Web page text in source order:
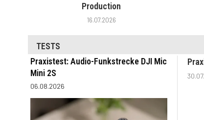
Production
16.07.2026
TESTS
Praxistest: Audio-Funkstrecke DJI Mic
Mini 2S
06.08.2026